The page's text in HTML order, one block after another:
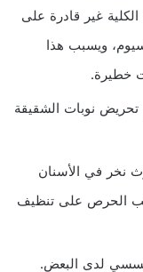
غير قادرة على
ويسبب هذا
خطيرة.
نوبات الشقيقة
نخر في الأسنان
الحرص على تنظيف
لدى البعض.